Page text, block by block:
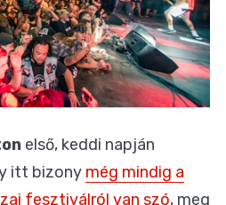
első, keddi napján
itt bizony még mindig a
fesztiválról van szó, meg